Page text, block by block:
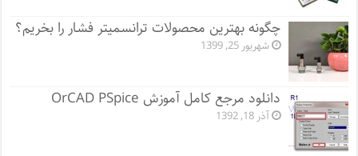
چگونه بهترین محصولات ترانسمیتر فشار را بخریم؟
شهریور 25, 1399
دانلود مرجع کامل آموزش OrCAD PSpice
آذر 18, 1392